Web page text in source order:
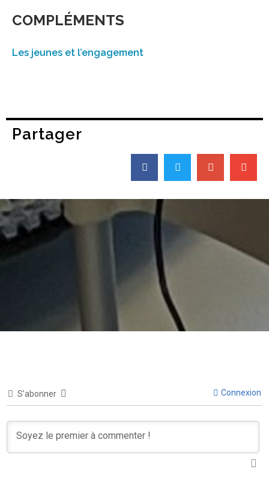
COMPLÉMENTS
Les jeunes et l’engagement
Partager
S’abonner Connexion